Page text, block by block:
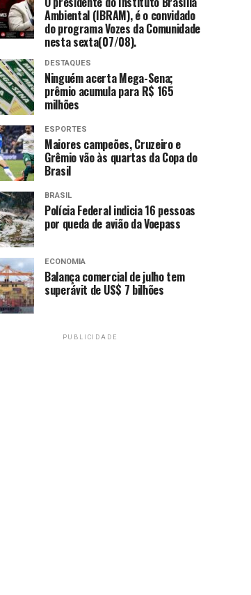
Ambiental (IBRAM), é o convidado
do programa Vozes da Comunidade
nesta sexta(07/08).
DESTAQUES
Ninguém acerta Mega-Sena;
prêmio acumula para R$ 165
milhões
ESPORTES
Maiores campeões, Cruzeiro e
Grêmio vão às quartas da Copa do
Brasil
BRASIL
Polícia Federal indicia 16 pessoas
por queda de avião da Voepass
ECONOMIA
Balança comercial de julho tem
superávit de US$ 7 bilhões
PUBLICIDADE